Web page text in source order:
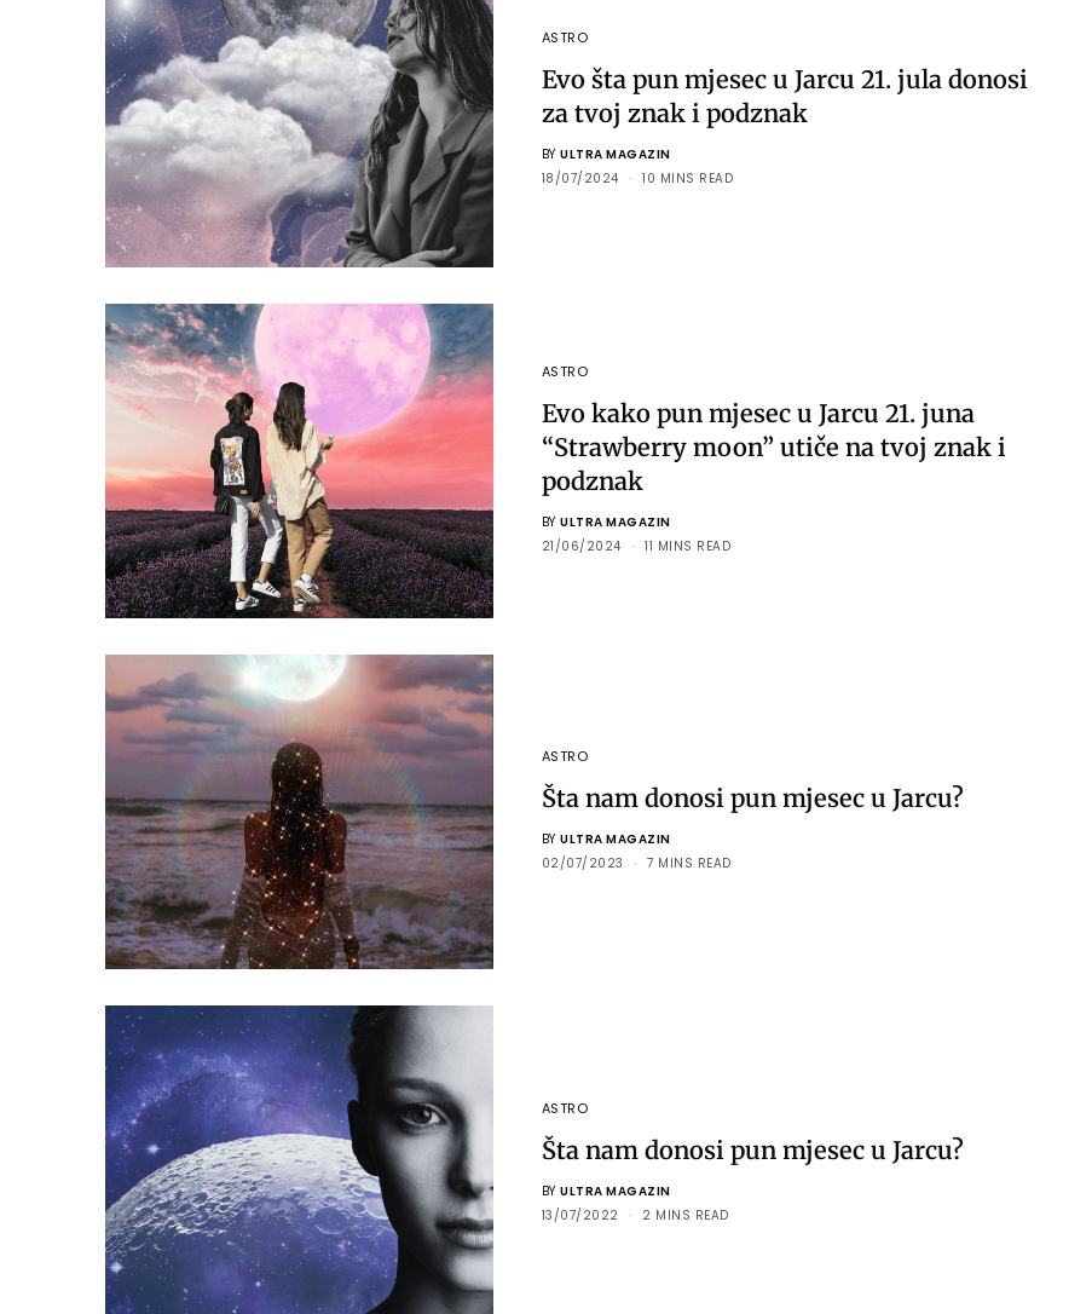
ASTRO
Evo šta pun mjesec u Jarcu 21. jula donosi
za tvoj znak i podznak
BY ULTRA MAGAZIN
18/07/2024
10 MINS READ
ASTRO
Evo kako pun mjesec u Jarcu 21. juna
“Strawberry moon” utiče na tvoj znak i
podznak
BY ULTRA MAGAZIN
21/06/2024
11 MINS READ
ASTRO
Šta nam donosi pun mjesec u Jarcu?
BY ULTRA MAGAZIN
02/07/2023
7 MINS READ
ASTRO
Šta nam donosi pun mjesec u Jarcu?
BY ULTRA MAGAZIN
13/07/2022
2 MINS READ